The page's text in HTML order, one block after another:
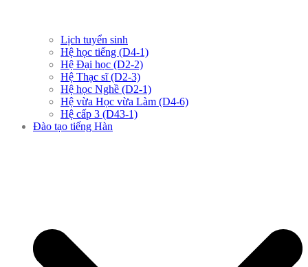
Lịch tuyển sinh
Hệ học tiếng (D4-1)
Hệ Đại học (D2-2)
Hệ Thạc sĩ (D2-3)
Hệ học Nghề (D2-1)
Hệ vừa Học vừa Làm (D4-6)
Hệ cấp 3 (D43-1)
Đào tạo tiếng Hàn